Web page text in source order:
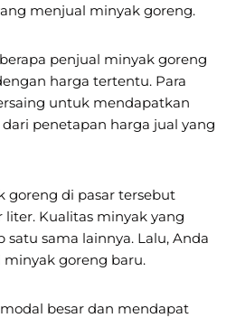
menjual minyak goreng.
penjual minyak goreng
harga tertentu. Para
untuk mendapatkan
penetapan harga jual yang
goreng di pasar tersebut
liter. Kualitas minyak yang
sama lainnya. Lalu, Anda
goreng baru.
besar dan mendapat